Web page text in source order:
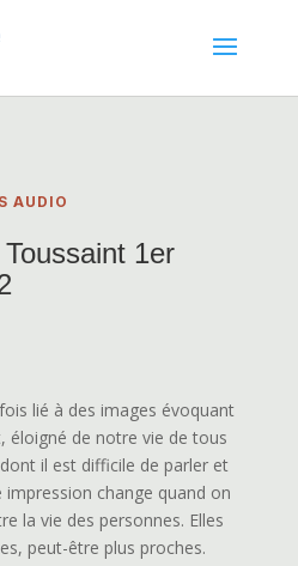
AUDIO
1er
lié à des images évoquant
éloigné de notre vie de tous
il est difficile de parler et
change quand on
la vie des personnes. Elles
peut-être plus proches.